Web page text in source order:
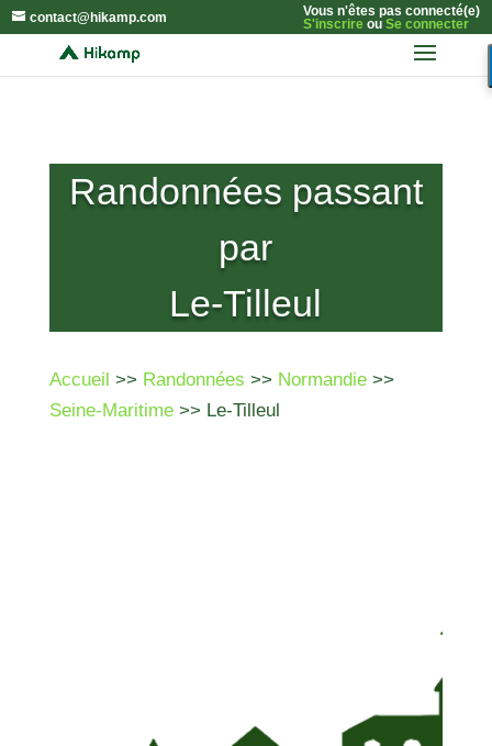
contact@hikamp.com
Vous n'êtes pas connecté(e)
S'inscrireou Se connecter
Randonnées passant
par
Le-Tilleul
Accueil >> Randonnées >> Normandie>>
Seine-Maritime>> Le-Tilleul